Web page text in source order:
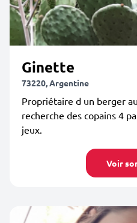
Ginette
73220, Argentine
Propriétaire d un berger
recherche des copains 4
jeux.
Voir